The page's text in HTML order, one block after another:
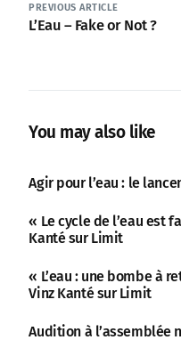
PREVIOUS ARTICLE
L’Eau – Fake or Not ?
You may also like
Agir pour l’eau : le
« Le cycle de l’eau est
Kanté sur Limit
« L’eau : une bombe à
Vinz Kanté sur Limit
Audition à l’assemblée